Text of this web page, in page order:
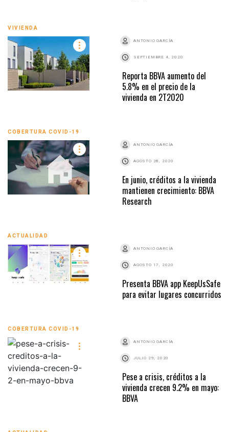
VIVIENDA
ANTONIO GARCÍA
SEPTIEMBRE 4, 2020
Reporta BBVA aumento del
5.8% en el precio de la
vivienda en 2T2020
COBERTURA COVID-19
ANTONIO GARCÍA
AGOSTO 28, 2020
En junio, créditos a la vivienda
mantienen crecimiento: BBVA
Research
ACTUALIDAD
ANTONIO GARCÍA
AGOSTO 17, 2020
Presenta BBVA app KeepUsSafe
para evitar lugares concurridos
COBERTURA COVID-19
ANTONIO GARCÍA
JULIO 29, 2020
Pese a crisis, créditos a la
vivienda crecen 9.2% en mayo:
BBVA